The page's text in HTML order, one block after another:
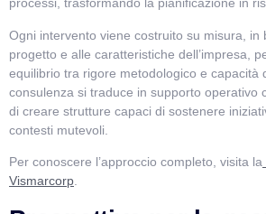
processi, trasformando la pianificazione in
Ogni intervento viene costruito su misura, in
progetto e alle caratteristiche dell’impresa,
equilibrio tra rigore metodologico e capacità
consulenza si traduce in supporto operativo
di creare strutture capaci di sostenere
contesti mutevoli.
Per conoscere l’approccio completo, visita la
Vismarcorp